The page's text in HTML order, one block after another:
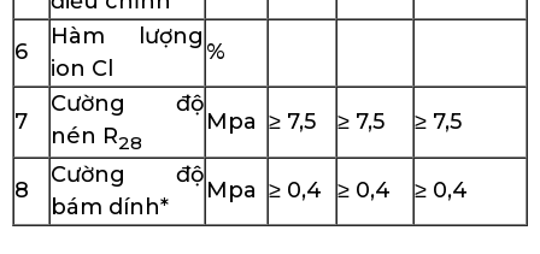
6
Hàm lượng
ion Cl
%
7
Cường độ
nén R28
Mpa ≥ 7,5 ≥ 7,5 ≥ 7,5
8
Cường độ
bám dính*
Mpa ≥ 0,4 ≥ 0,4 ≥ 0,4